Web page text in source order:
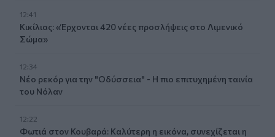
12:41
Κικίλιας: «Έρχονται 420 νέες προσλήψεις στο Λιμενικό
Σώμα»
12:34
Νέο ρεκόρ για την "Οδύσσεια" - Η πιο επιτυχημένη ταινία
του Νόλαν
12:22
Φωτιά στον Κουβαρά: Καλύτερη η εικόνα, συνεχίζεται η